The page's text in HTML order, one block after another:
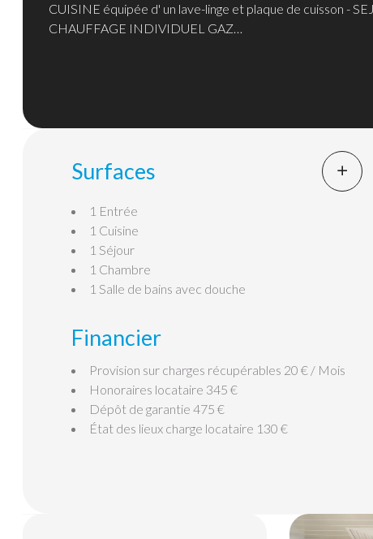
CUISINE équipée d' un lave-linge et plaque de cuisson -
CHAUFFAGE INDIVIDUEL GAZ
Surfaces
1 Entrée
1 Cuisine
1 Séjour
1 Chambre
1 Salle de bains avec douche
Financier
Provision sur charges récupérables 20 € / Mois
Honoraires locataire 345 €
Dépôt de garantie 475 €
État des lieux charge locataire 130 €